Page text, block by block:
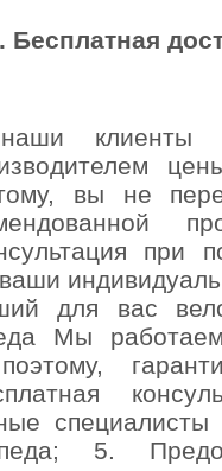
клиенты
вы не
при
для вас
Мы
5.